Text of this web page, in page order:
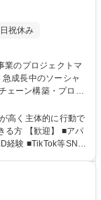
祝休み
ェーン構築・プロジ
戦略の実行と事業成
渉などバイヤー業務
拓・関係構築 ■物
高く主体的に行動で
■アパ
経験 ■TikTok等SNS
・資格
格：